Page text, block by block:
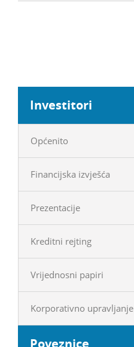
Investitori
Općenito
Financijska izvješća
Prezentacije
Kreditni rejting
Vrijednosni papiri
Korporativno upravljanje
Poveznice